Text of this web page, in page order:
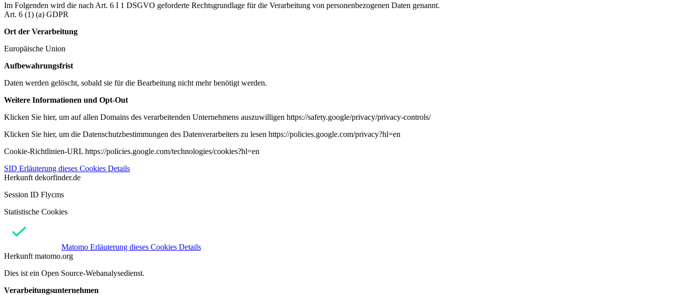
Im Folgenden wird die nach Art. 6 I 1 DSGVO geforderte Rechtsgrundlage für die Verarbeitung von personenbezogenen Daten genannt.
Art. 6 (1) (a) GDPR
Ort der Verarbeitung
Europäische Union
Aufbewahrungsfrist
Daten werden gelöscht, sobald sie für die Bearbeitung nicht mehr benötigt werden.
Weitere Informationen und Opt-Out
Klicken Sie hier, um auf allen Domains des verarbeitenden Unternehmens auszuwilligen https://safety.google/privacy/privacy-controls/
Klicken Sie hier, um die Datenschutzbestimmungen des Datenverarbeiters zu lesen https://policies.google.com/privacy?hl=en
Cookie-Richtlinien-URL https://policies.google.com/technologies/cookies?hl=en
SID Erläuterung dieses Cookies Details
Herkunft dekorfinder.de
Session ID Flycms
Statistische Cookies
Matomo Erläuterung dieses Cookies Details
Herkunft matomo.org
Dies ist ein Open Source-Webanalysedienst.
Verarbeitungsunternehmen